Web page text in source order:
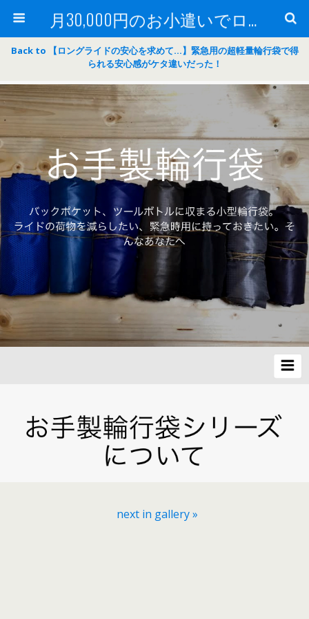
月30,000円のお小遣いでロードバイク
Back to 【ロングライドの安心を求めて…】緊急用の超軽量輪行袋で得
られる安心感がケタ違いだった！
next in gallery »